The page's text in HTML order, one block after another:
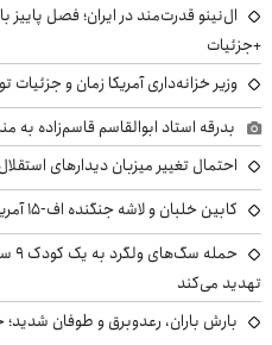
ال‌نینو قدرت‌مند در ایران؛ فصل
+جزئیات
وزیر خزانه‌داری آمریکا زمان و جزئیات
بدرقه استاد ابوالقاسم قاسم‌زاده به
احتمال تغییر میزبان دیدارهای
کابین خلبان و لاشه جنگنده اف-۱۵ آمریکایی که با پدافند ایران سرنگون شد
تهدید می‌کند
بارش باران، رعدوبرق و طوفان